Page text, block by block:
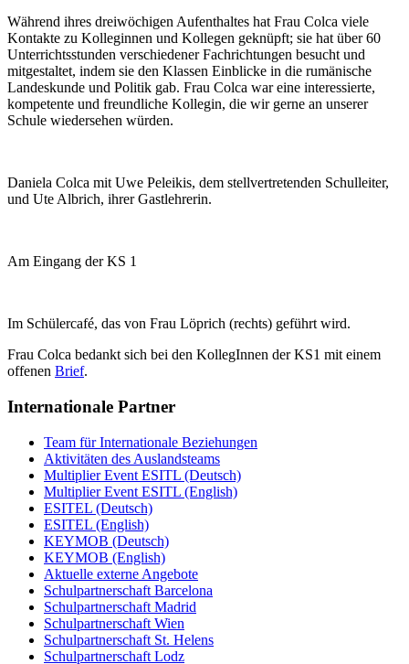
Während ihres dreiwöchigen Aufenthaltes hat Frau Colca viele
Kontakte zu Kolleginnen und Kollegen geknüpft; sie hat über 60
Unterrichtsstunden verschiedener Fachrichtungen besucht und
mitgestaltet, indem sie den Klassen Einblicke in die rumänische
Landeskunde und Politik gab. Frau Colca war eine interessierte,
kompetente und freundliche Kollegin, die wir gerne an unserer
Schule wiedersehen würden.
Daniela Colca mit Uwe Peleikis, dem stellvertretenden Schulleiter,
und Ute Albrich, ihrer Gastlehrerin.
Am Eingang der KS 1
Im Schülercafé, das von Frau Löprich (rechts) geführt wird.
Frau Colca bedankt sich bei den KollegInnen der KS1 mit einem
offenen Brief.
Internationale Partner
Team für Internationale Beziehungen
Aktivitäten des Auslandsteams
Multiplier Event ESITL (Deutsch)
Multiplier Event ESITL (English)
ESITEL (Deutsch)
ESITEL (English)
KEYMOB (Deutsch)
KEYMOB (English)
Aktuelle externe Angebote
Schulpartnerschaft Barcelona
Schulpartnerschaft Madrid
Schulpartnerschaft Wien
Schulpartnerschaft St. Helens
Schulpartnerschaft Lodz